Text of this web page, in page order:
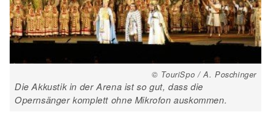
© TouriSpo / A. Poschinger
Die Akkustik in der Arena ist so gut, dass die
Opernsänger komplett ohne Mikrofon auskommen.